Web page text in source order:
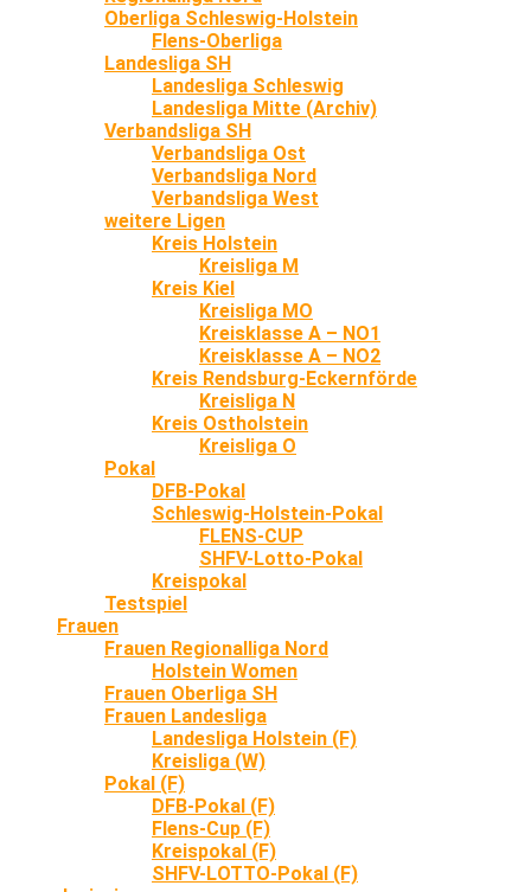
Oberliga Schleswig-Holstein
Flens-Oberliga
Landesliga SH
Landesliga Schleswig
Landesliga Mitte (Archiv)
Verbandsliga SH
Verbandsliga Ost
Verbandsliga Nord
Verbandsliga West
weitere Ligen
Kreis Holstein
Kreisliga M
Kreis Kiel
Kreisliga MO
Kreisklasse A – NO1
Kreisklasse A – NO2
Kreis Rendsburg-Eckernförde
Kreisliga N
Kreis Ostholstein
Kreisliga O
Pokal
DFB-Pokal
Schleswig-Holstein-Pokal
FLENS-CUP
SHFV-Lotto-Pokal
Kreispokal
Testspiel
Frauen
Frauen Regionalliga Nord
Holstein Women
Frauen Oberliga SH
Frauen Landesliga
Landesliga Holstein (F)
Kreisliga (W)
Pokal (F)
DFB-Pokal (F)
Flens-Cup (F)
Kreispokal (F)
SHFV-LOTTO-Pokal (F)